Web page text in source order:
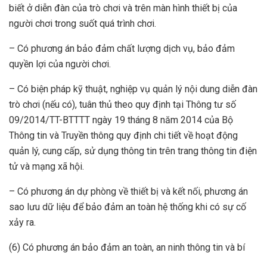
biết ở diễn đàn của trò chơi và trên màn hình thiết bị của
người chơi trong suốt quá trình chơi.
– Có phương án bảo đảm chất lượng dịch vụ, bảo đảm
quyền lợi của người chơi.
– Có biện pháp kỹ thuật, nghiệp vụ quản lý nội dung diễn đàn
trò chơi (nếu có), tuân thủ theo quy định tại Thông tư số
09/2014/TT-BTTTT ngày 19 tháng 8 năm 2014 của Bộ
Thông tin và Truyền thông quy định chi tiết về hoạt động
quản lý, cung cấp, sử dụng thông tin trên trang thông tin điện
tử và mạng xã hội.
– Có phương án dự phòng về thiết bị và kết nối, phương án
sao lưu dữ liệu để bảo đảm an toàn hệ thống khi có sự cố
xảy ra.
(6) Có phương án bảo đảm an toàn, an ninh thông tin và bí